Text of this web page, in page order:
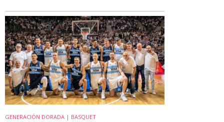
GENERACIÓN DORADA | BASQUET